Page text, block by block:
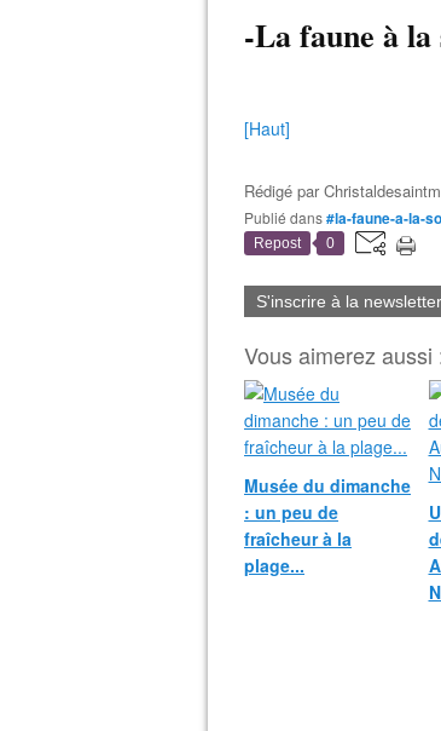
-La faune à
[Haut]
Rédigé par
Publié dans#la-faune-a-la-
Repost 0
S'inscrire à la newsletter
Vous aimerez aussi
Musée du dimanche
: un peu de
fraîcheur à la
plage...